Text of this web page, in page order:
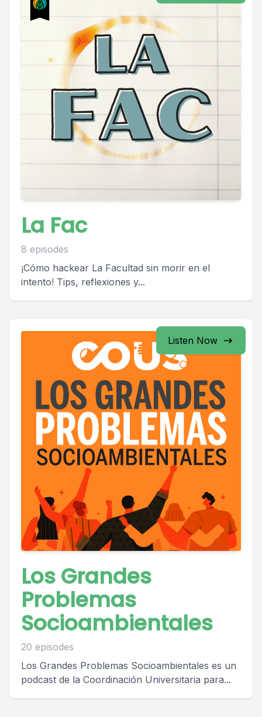
La Fac
8 episodes
¡Cómo hackear La Facultad sin morir en el
intento! Tips, reflexiones y...
Listen Now
Los Grandes
Problemas
Socioambientales
20 episodes
Los Grandes Problemas Socioambientales es un
podcast de la Coordinación Universitaria para...